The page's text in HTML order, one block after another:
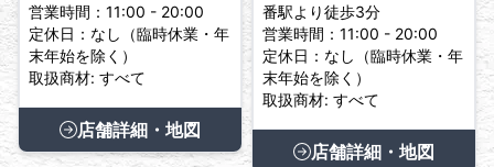
営業時間：11:00 - 20:00
定休日：なし（臨時休業・年
末年始を除く）
取扱商材: すべて
店舗詳細・地図
番駅より徒歩3分
営業時間：11:00 - 20:00
定休日：なし（臨時休業・年
末年始を除く）
取扱商材: すべて
店舗詳細・地図